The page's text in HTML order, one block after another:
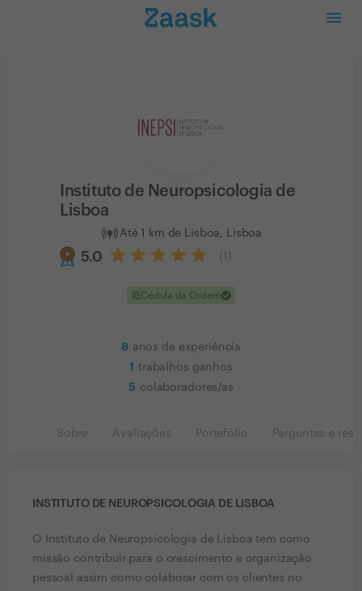
Instituto de Neuropsicologia de
Lisboa
Até 1 km de Lisboa, Lisboa
5.0 1
clinical_notesCédula da Ordemcheck
8 anos de experiência
1 trabalhos ganhos
5 colaboradores/as
Sobre Avaliações Portefólio Perguntas e
INSTITUTO DE NEUROPSICOLOGIA DE LISBOA
O Instituto de Neuropsicologia de Lisboa tem como
missão contribuir para o crescimento e organização
pessoal assim como colaborar com os clientes no